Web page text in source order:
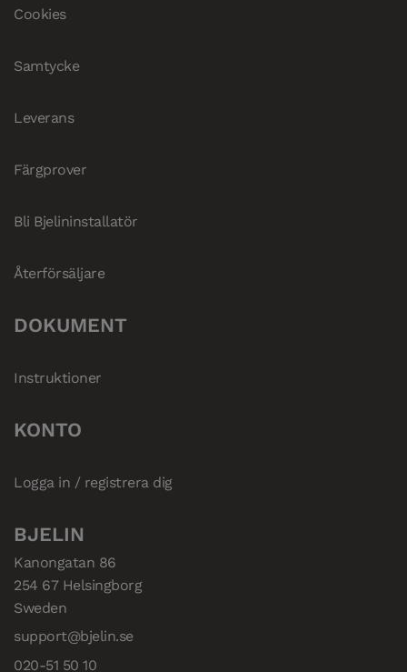
Cookies
Samtycke
Leverans
Färgprover
Bli Bjelininstallatör
Återförsäljare
DOKUMENT
Instruktioner
KONTO
Logga in / registrera dig
BJELIN
Kanongatan 86
254 67 Helsingborg
Sweden
support@bjelin.se
020-51 50 10